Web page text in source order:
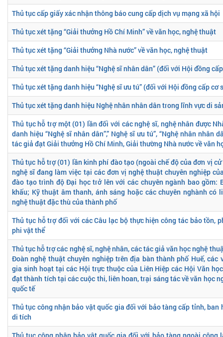
Thủ tục cấp giấy xác nhận thông báo cung cấp dịch vụ mạng xã hội
Thủ tục xét tặng “Giải thưởng Hồ Chí Minh” về văn học, nghệ thuật
Thủ tục xét tặng “Giải thưởng Nhà nước” về văn học, nghệ thuật
Thủ tục xét tặng danh hiệu “Nghệ sĩ nhân dân” (đối với Hội đồng
Thủ tục xét tặng danh hiệu “Nghệ sĩ ưu tú” (đối với Hội đồng cấp cơ
Thủ tục xét tặng danh hiệu Nghệ nhân nhân dân trong lĩnh vực di
Thủ tục hỗ trợ một (01) lần đối với các nghệ sĩ, nghệ nhân được
danh hiệu “Nghệ sĩ nhân dân”,” Nghệ sĩ ưu tú”, “Nghệ nhân nhân
tác giả đạt Giải thưởng Hồ Chí Minh, Giải thường Nhà nước về văn
Thủ tục hỗ trợ (01) lần kinh phí đào tạo (ngoài chế độ của đơn vị
nghệ sĩ đang làm việc tại các đơn vị nghệ thuật chuyên nghiệp
đào tạo trình độ Đại học trở lên với các chuyên ngành bao gồm:
khấu; Kỹ thuật âm thanh, ánh sáng hoặc các chuyên nghành có
nghệ thuật đặc thù của thành phố
Thủ tục hỗ trợ đối với các Câu lạc bộ thực hiện công tác bảo tồn,
phi vật thể
Thủ tục hỗ trợ các nghệ sĩ, nghệ nhân, các tác giả văn học nghệ
Đoàn nghệ thuật chuyên nghiệp trên địa bàn thành phố Huế, các
gia sinh hoạt tại các Hội trực thuộc của Liên Hiệp các Hội Văn
đạt thành tích tại các cuộc thi, liên hoan, trại sáng tác về văn học
quốc tế
Thủ tục công nhận bảo vật quốc gia đối với bảo tàng cấp tỉnh, ban
di tích